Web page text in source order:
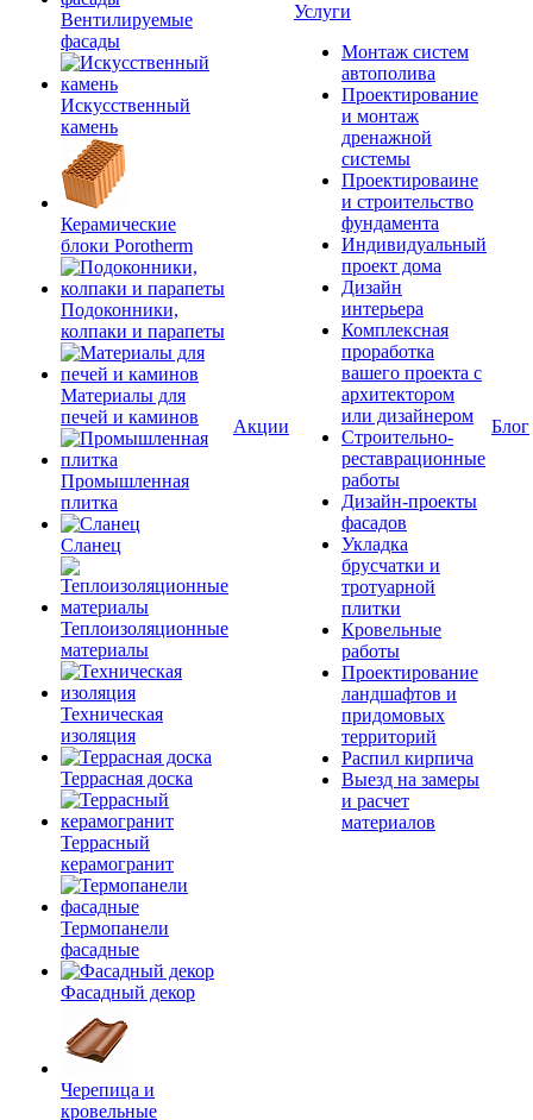
Вентилируемые
фасады
Искусственный
камень
Керамические
блоки Porotherm
Подоконники,
колпаки и парапеты
Материалы для
печей и каминов
Промышленная
плитка
Сланец
Теплоизоляционные
материалы
Техническая
изоляция
Террасная доска
Террасный
керамогранит
Термопанели
фасадные
Фасадный декор
Черепица и
кровельные
Акции
Услуги
Монтаж систем
автополива
Проектирование
и монтаж
дренажной
системы
Проектироваине
и строительство
фундамента
Индивидуальный
проект дома
Дизайн
интерьера
Комплексная
проработка
вашего проекта с
архитектором
или дизайнером
Строительно-
реставрационные
работы
Дизайн-проекты
фасадов
Укладка
брусчатки и
тротуарной
плитки
Кровельные
работы
Проектирование
ландшафтов и
придомовых
территорий
Распил кирпича
Выезд на замеры
и расчет
материалов
Блог